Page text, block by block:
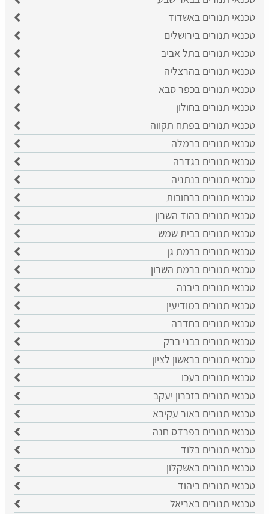
טכנאי תנורים באשדוד
טכנאי תנורים בירושלים
טכנאי תנורים בתל אביב
טכנאי תנורים בהרצליה
טכנאי תנורים בכפר סבא
טכנאי תנורים בחולון
טכנאי תנורים בפתח תקווה
טכנאי תנורים ברמלה
טכנאי תנורים בגדרה
טכנאי תנורים בנתניה
טכנאי תנורים ברחובות
טכנאי תנורים בהוד השרון
טכנאי תנורים בבית שמש
טכנאי תנורים ברמת גן
טכנאי תנורים ברמת השרון
טכנאי תנורים ביבנה
טכנאי תנורים במודיעין
טכנאי תנורים בחדרה
טכנאי תנורים בבני ברק
טכנאי תנורים בראשון לציון
טכנאי תנורים בעכו
טכנאי תנורים בזכרון יעקב
טכנאי תנורים באור עקיבא
טכנאי תנורים בפרדס חנה
טכנאי תנורים בלוד
טכנאי תנורים באשקלון
טכנאי תנורים ביהוד
טכנאי תנורים באריאל